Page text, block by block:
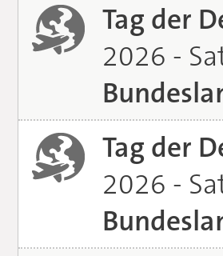
Tag der
2026 -
Tag der
2026 -